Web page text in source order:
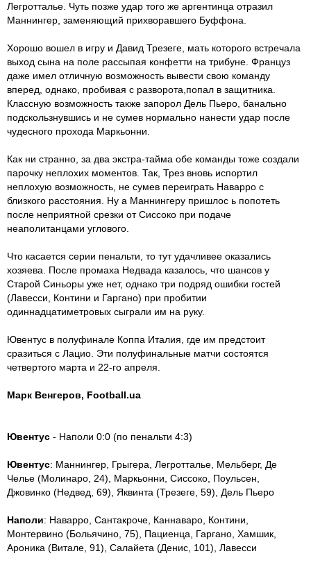
Легротталье. Чуть позже удар того же аргентинца отразил
Маннингер, заменяющий прихворавшего Буффона.
Хорошо вошел в игру и Давид Трезеге, мать которого встречала
выход сына на поле рассыпая конфетти на трибуне. Француз
даже имел отличную возможность вывести свою команду
вперед, однако, пробивая с разворота,попал в защитника.
Классную возможность также запорол Дель Пьеро, банально
подскользнувшись и не сумев нормально нанести удар после
чудесного прохода Маркьонни.
Как ни странно, за два экстра-тайма обе команды тоже создали
парочку неплохих моментов. Так, Трез вновь испортил
неплохую возможность, не сумев переиграть Наварро с
близкого расстояния. Ну а Маннингеру пришлос ь попотеть
после неприятной срезки от Сиссоко при подаче
неаполитанцами углового.
Что касается серии пенальти, то тут удачливее оказались
хозяева. После промаха Недвада казалось, что шансов у
Старой Синьоры уже нет, однако три подряд ошибки гостей
(Лавесси, Контини и Гаргано) при пробитии
одиннадцатиметровых сыграли им на руку.
Ювентус в полуфинале Коппа Италия, где им предстоит
сразиться с Лацио. Эти полуфинальные матчи состоятся
четвертого марта и 22-го апреля.
Марк Венгеров, Football.ua
Ювентус - Наполи 0:0 (по пенальти 4:3)
Ювентус: Маннингер, Грыгера, Легротталье, Мельберг, Де
Челье (Молинаро, 24), Маркьонни, Сиссоко, Поульсен,
Джовинко (Недвед, 69), Яквинта (Трезеге, 59), Дель Пьеро
Наполи: Наварро, Сантакроче, Каннаваро, Контини,
Монтервино (Больячино, 75), Пациенца, Гаргано, Хамшик,
Ароника (Витале, 91), Салайета (Денис, 101), Лавесси